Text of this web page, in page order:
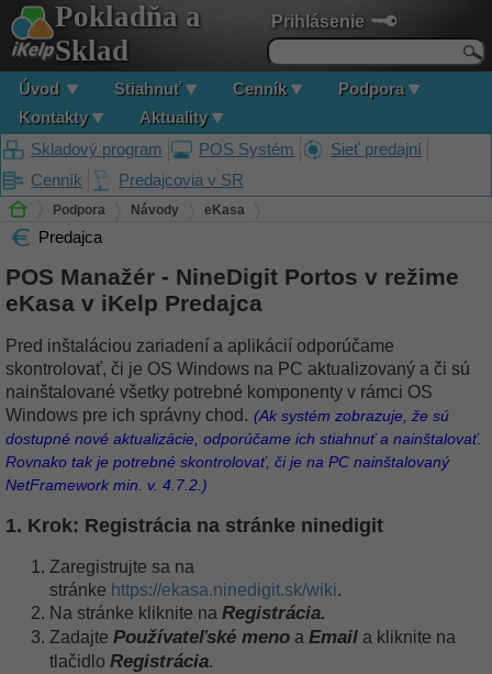
Prihlásenie
Pokladňa a
Sklad
Úvod Stiahnuť Cenník
Podpora
Kontakty
Aktuality
Skladový program
POS Systém
Sieť predajní
Cenník
Predajcovia v SR
Podpora Návody eKasa
POS Manažér - NineDigit Portos v režime eKasa v iKelp Predajca
Predajca
POS Manažér - NineDigit Portos v režime
eKasa v iKelp Predajca
Pred inštaláciou zariadení a aplikácií odporúčame
skontrolovať, či je OS Windows na PC aktualizovaný a či sú
nainštalované všetky potrebné komponenty v rámci OS
Windows pre ich správny chod. (Ak systém zobrazuje, že sú
dostupné nové aktualizácie, odporúčame ich stiahnuť a nainštalovať.
Rovnako tak je potrebné skontrolovať, či je na PC nainštalovaný
NetFramework min. v. 4.7.2.)
1. Krok: Registrácia na stránke ninedigit
Zaregistrujte sa na
stránke https://ekasa.ninedigit.sk/wiki.
Na stránke kliknite na Registrácia.
Zadajte Používateľské meno a Email a kliknite na
tlačidlo Registrácia.